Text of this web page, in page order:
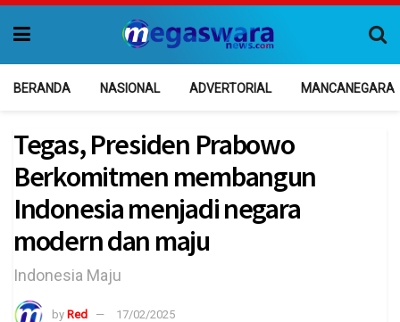
BERANDA NASIONAL ADVERTORIAL MANCANEGARA
Tegas, Presiden Prabowo
Berkomitmen membangun
Indonesia menjadi negara
modern dan maju
Indonesia Maju
by Red 17/02/2025